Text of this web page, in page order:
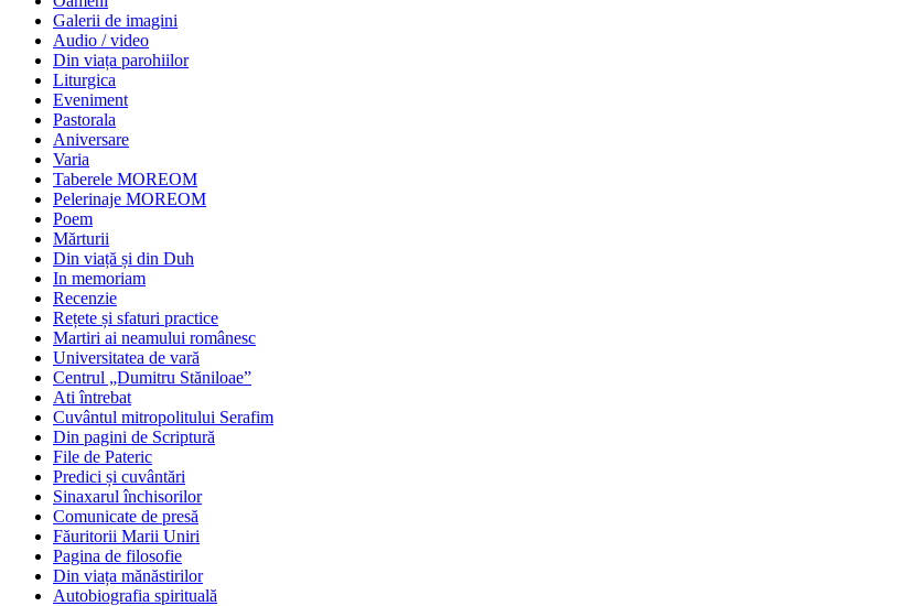
Galerii de imagini
Audio / video
Din viața parohiilor
Liturgica
Eveniment
Pastorala
Aniversare
Varia
Taberele MOREOM
Pelerinaje MOREOM
Poem
Mărturii
Din viață și din Duh
In memoriam
Recenzie
Rețete și sfaturi practice
Martiri ai neamului românesc
Universitatea de vară
Centrul „Dumitru Stăniloae”
Ati întrebat
Cuvântul mitropolitului Serafim
Din pagini de Scriptură
File de Pateric
Predici și cuvântări
Sinaxarul închisorilor
Comunicate de presă
Făuritorii Marii Uniri
Pagina de filosofie
Din viața mănăstirilor
Autobiografia spirituală